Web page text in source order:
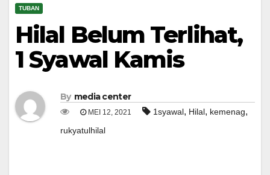
TUBAN
Hilal Belum Terlihat,
1 Syawal Kamis
By media center
MEI 12, 2021 1syawal, Hilal, kemenag,
rukyatulhilal